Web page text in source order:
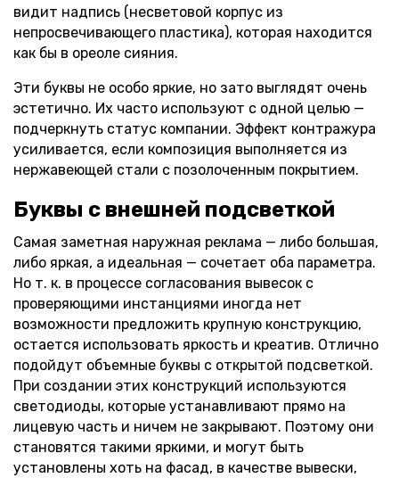
видит надпись (несветовой корпус из
непросвечивающего пластика), которая находится
как бы в ореоле сияния.
Эти буквы не особо яркие, но зато выглядят очень
эстетично. Их часто используют с одной целью —
подчеркнуть статус компании. Эффект контражура
усиливается, если композиция выполняется из
нержавеющей стали с позолоченным покрытием.
Буквы с внешней подсветкой
Самая заметная наружная реклама — либо большая,
либо яркая, а идеальная — сочетает оба параметра.
Но т. к. в процессе согласования вывесок с
проверяющими инстанциями иногда нет
возможности предложить крупную конструкцию,
остается использовать яркость и креатив. Отлично
подойдут объемные буквы с открытой подсветкой.
При создании этих конструкций используются
светодиоды, которые устанавливают прямо на
лицевую часть и ничем не закрывают. Поэтому они
становятся такими яркими, и могут быть
установлены хоть на фасад, в качестве вывески,